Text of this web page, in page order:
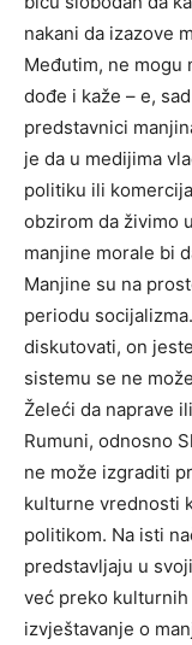
nakani da izazove
Međutim, ne mogu
dođe i kaže – e,
predstavnici
je da u medijima
politiku ili
obzirom da živimo
manjine morale bi
Manjine su na
periodu
diskutovati, on
sistemu se ne
Želeći da naprave il
Rumuni, odnosno
ne može izgraditi
kulturne vrednosti
politikom. Na isti
predstavljaju u
već preko
izvještavanje o